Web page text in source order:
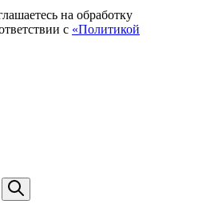
на обработку
с «Политикой